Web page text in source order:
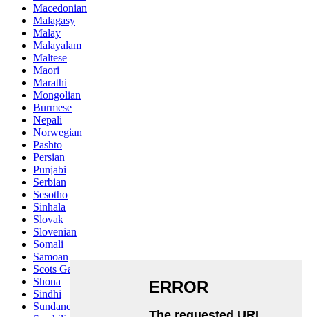
Macedonian
Malagasy
Malay
Malayalam
Maltese
Maori
Marathi
Mongolian
Burmese
Nepali
Norwegian
Pashto
Persian
Punjabi
Serbian
Sesotho
Sinhala
Slovak
Slovenian
Somali
Samoan
Scots Gaelic
Shona
Sindhi
Sundanese